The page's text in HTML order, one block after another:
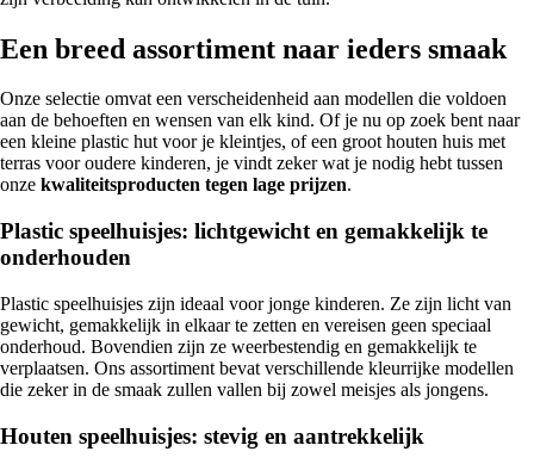
Een breed assortiment naar ieders smaak
Onze selectie omvat een verscheidenheid aan modellen die voldoen
aan de behoeften en wensen van elk kind. Of je nu op zoek bent naar
een kleine plastic hut voor je kleintjes, of een groot houten huis met
terras voor oudere kinderen, je vindt zeker wat je nodig hebt tussen
onze kwaliteitsproducten tegen lage prijzen.
Plastic speelhuisjes: lichtgewicht en gemakkelijk te
onderhouden
Plastic speelhuisjes zijn ideaal voor jonge kinderen. Ze zijn licht van
gewicht, gemakkelijk in elkaar te zetten en vereisen geen speciaal
onderhoud. Bovendien zijn ze weerbestendig en gemakkelijk te
verplaatsen. Ons assortiment bevat verschillende kleurrijke modellen
die zeker in de smaak zullen vallen bij zowel meisjes als jongens.
Houten speelhuisjes: stevig en aantrekkelijk